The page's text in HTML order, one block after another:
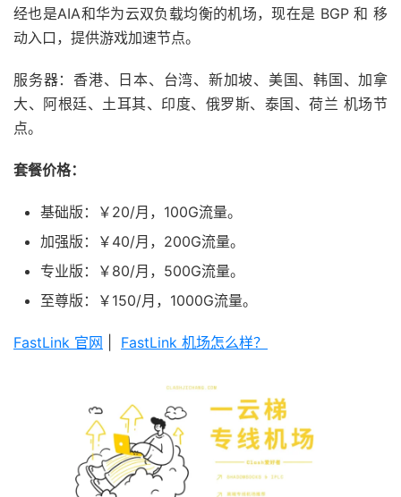
经也是AIA和华为云双负载均衡的机场，现在是 BGP 和 移
动入口，提供游戏加速节点。
服务器：香港、日本、台湾、新加坡、美国、韩国、加拿
大、阿根廷、土耳其、印度、俄罗斯、泰国、荷兰 机场节
点。
套餐价格：
基础版：￥20/月，100G流量。
加强版：￥40/月，200G流量。
专业版：￥80/月，500G流量。
至尊版：￥150/月，1000G流量。
FastLink 官网 FastLink 机场怎么样？